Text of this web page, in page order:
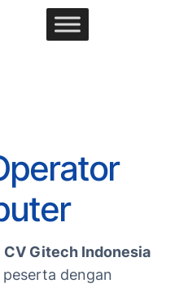
CV Gitech Indonesia
dengan